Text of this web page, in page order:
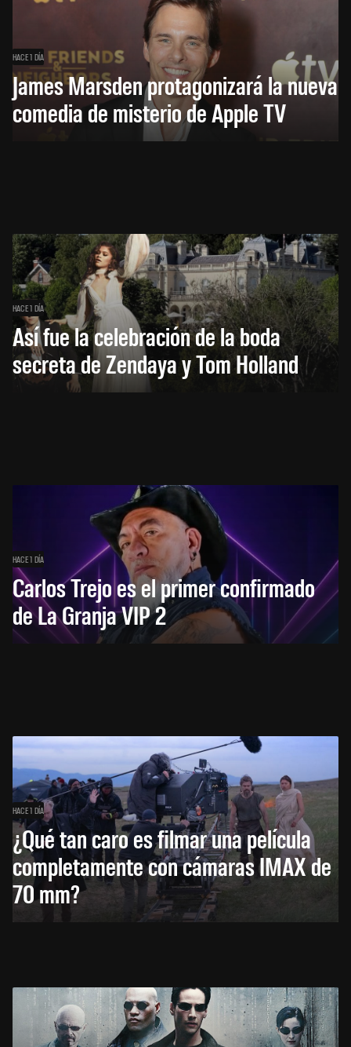
HACE 1 DÍA
James Marsden protagonizará la nueva
comedia de misterio de Apple TV
HACE 1 DÍA
Así fue la celebración de la boda
secreta de Zendaya y Tom Holland
HACE 1 DÍA
Carlos Trejo es el primer confirmado
de La Granja VIP 2
HACE 1 DÍA
¿Qué tan caro es filmar una película
completamente con cámaras IMAX de
70 mm?